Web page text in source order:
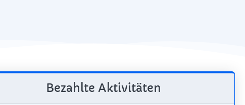
Bezahlte Aktivitäten